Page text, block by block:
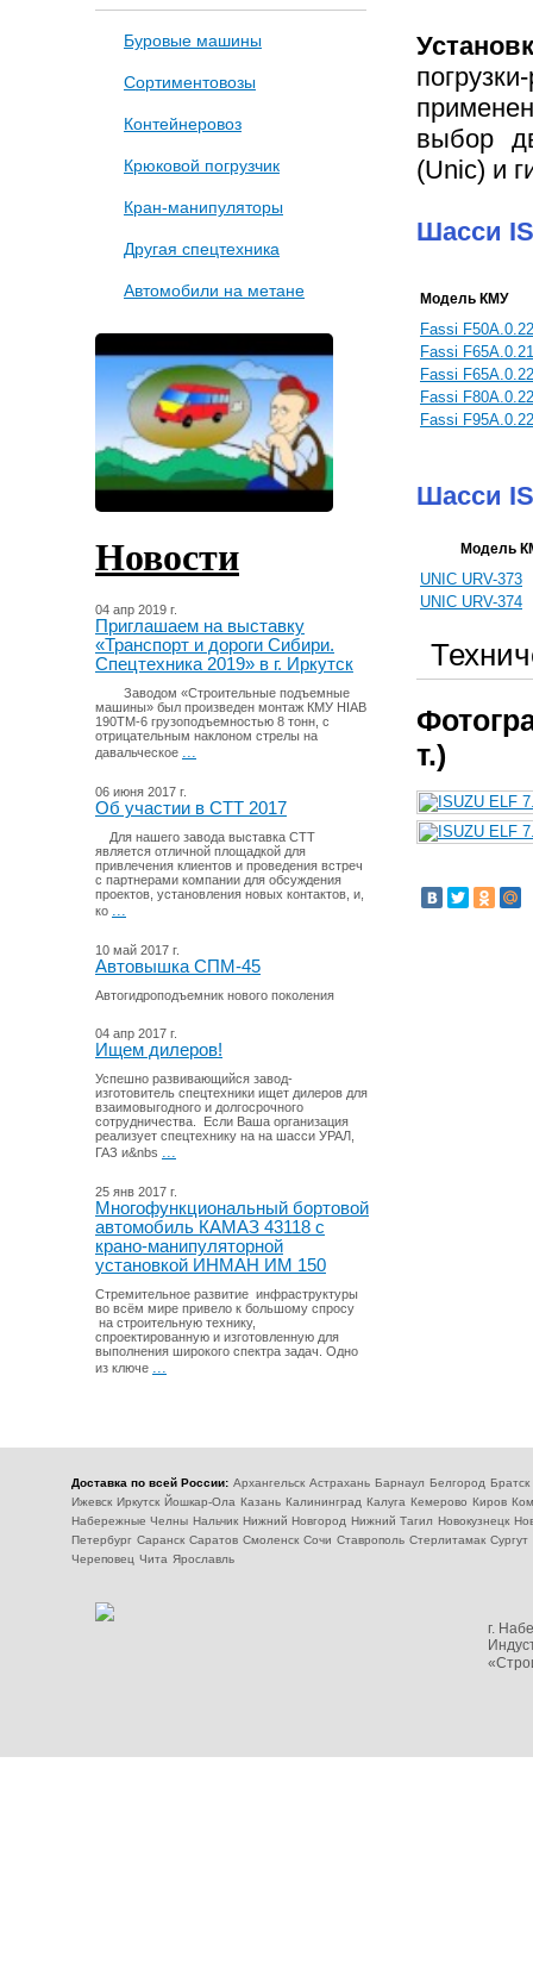
Буровые машины
Сортиментовозы
Контейнеровоз
Крюковой погрузчик
Кран-манипуляторы
Другая спецтехника
Автомобили на метане
Новости
04 апр 2019 г.
Приглашаем на выставку
«Транспорт и дороги Сибири.
Спецтехника 2019» в г. Иркутск
Заводом «Строительные подъемные
машины» был произведен монтаж КМУ HIAB
190TM-6 грузоподъемностью 8 тонн, с
отрицательным наклоном стрелы на
давальческое ...
06 июня 2017 г.
Об участии в СТТ 2017
Для нашего завода выставка СТТ
является отличной площадкой для
привлечения клиентов и проведения встреч
с партнерами компании для обсуждения
проектов, установления новых контактов, и,
ко ...
10 май 2017 г.
Автовышка СПМ-45
Автогидроподъемник нового поколения
04 апр 2017 г.
Ищем дилеров!
Успешно развивающийся завод-
изготовитель спецтехники ищет дилеров для
взаимовыгодного и долгосрочного
сотрудничества. Если Ваша организация
реализует спецтехнику на на шасси УРАЛ,
ГАЗ и&nbs ...
25 янв 2017 г.
Многофункциональный бортовой
автомобиль КАМАЗ 43118 с
крано-манипуляторной
установкой ИНМАН ИМ 150
Стремительное развитие инфраструктуры
во всём мире привело к большому спросу
на строительную технику,
спроектированную и изготовленную для
выполнения широкого спектра задач. Одно
из ключе ...
выбор
(Unic) и
Шасси
Модель КМУ
Fassi F50A.0.22
Fassi
Fassi F65A.0.22
Fassi
Fassi
Шасси
Модель
UNIC URV-373
UNIC URV-374
т.)
Доставка по всей России: Архангельск Астрахань Барнаул Белгород Братск
Ижевск Иркутск Йошкар-Ола Казань Калининград Калуга Кемерово Киров
Набережные Челны Нальчик Нижний Новгород Нижний Тагил Новокузнецк
Петербург Саранск Саратов Смоленск Сочи Ставрополь Стерлитамак Сургут
Череповец Чита Ярославль
г.